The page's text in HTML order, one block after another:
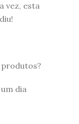
vez, esta
produtos?
dia